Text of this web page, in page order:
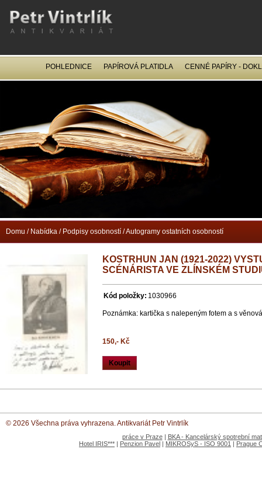
KOSTRHUN JAN (1921-2022)
SCÉNÁRISTA VE ZLÍNSKÉM
Kód položky: 1030966
Poznámka: kartička s nalepeným fotem a s
150,- Kč
Koupit
POHLEDNICE PAPÍROVÁ PLATIDLA CENNÉ PAPÍRY -
Domu / Nabídka / Podpisy osobností /Autogramy ostatních osobností
© 2026 Všechna práva vyhrazena. Antikvariát Petr Vintrlík
práce v Praze | BKA - Kancelárský spotrební
Hotel IRIS*** | Penzion Pavel | MIKROSyS - ISO 9001 | Prague